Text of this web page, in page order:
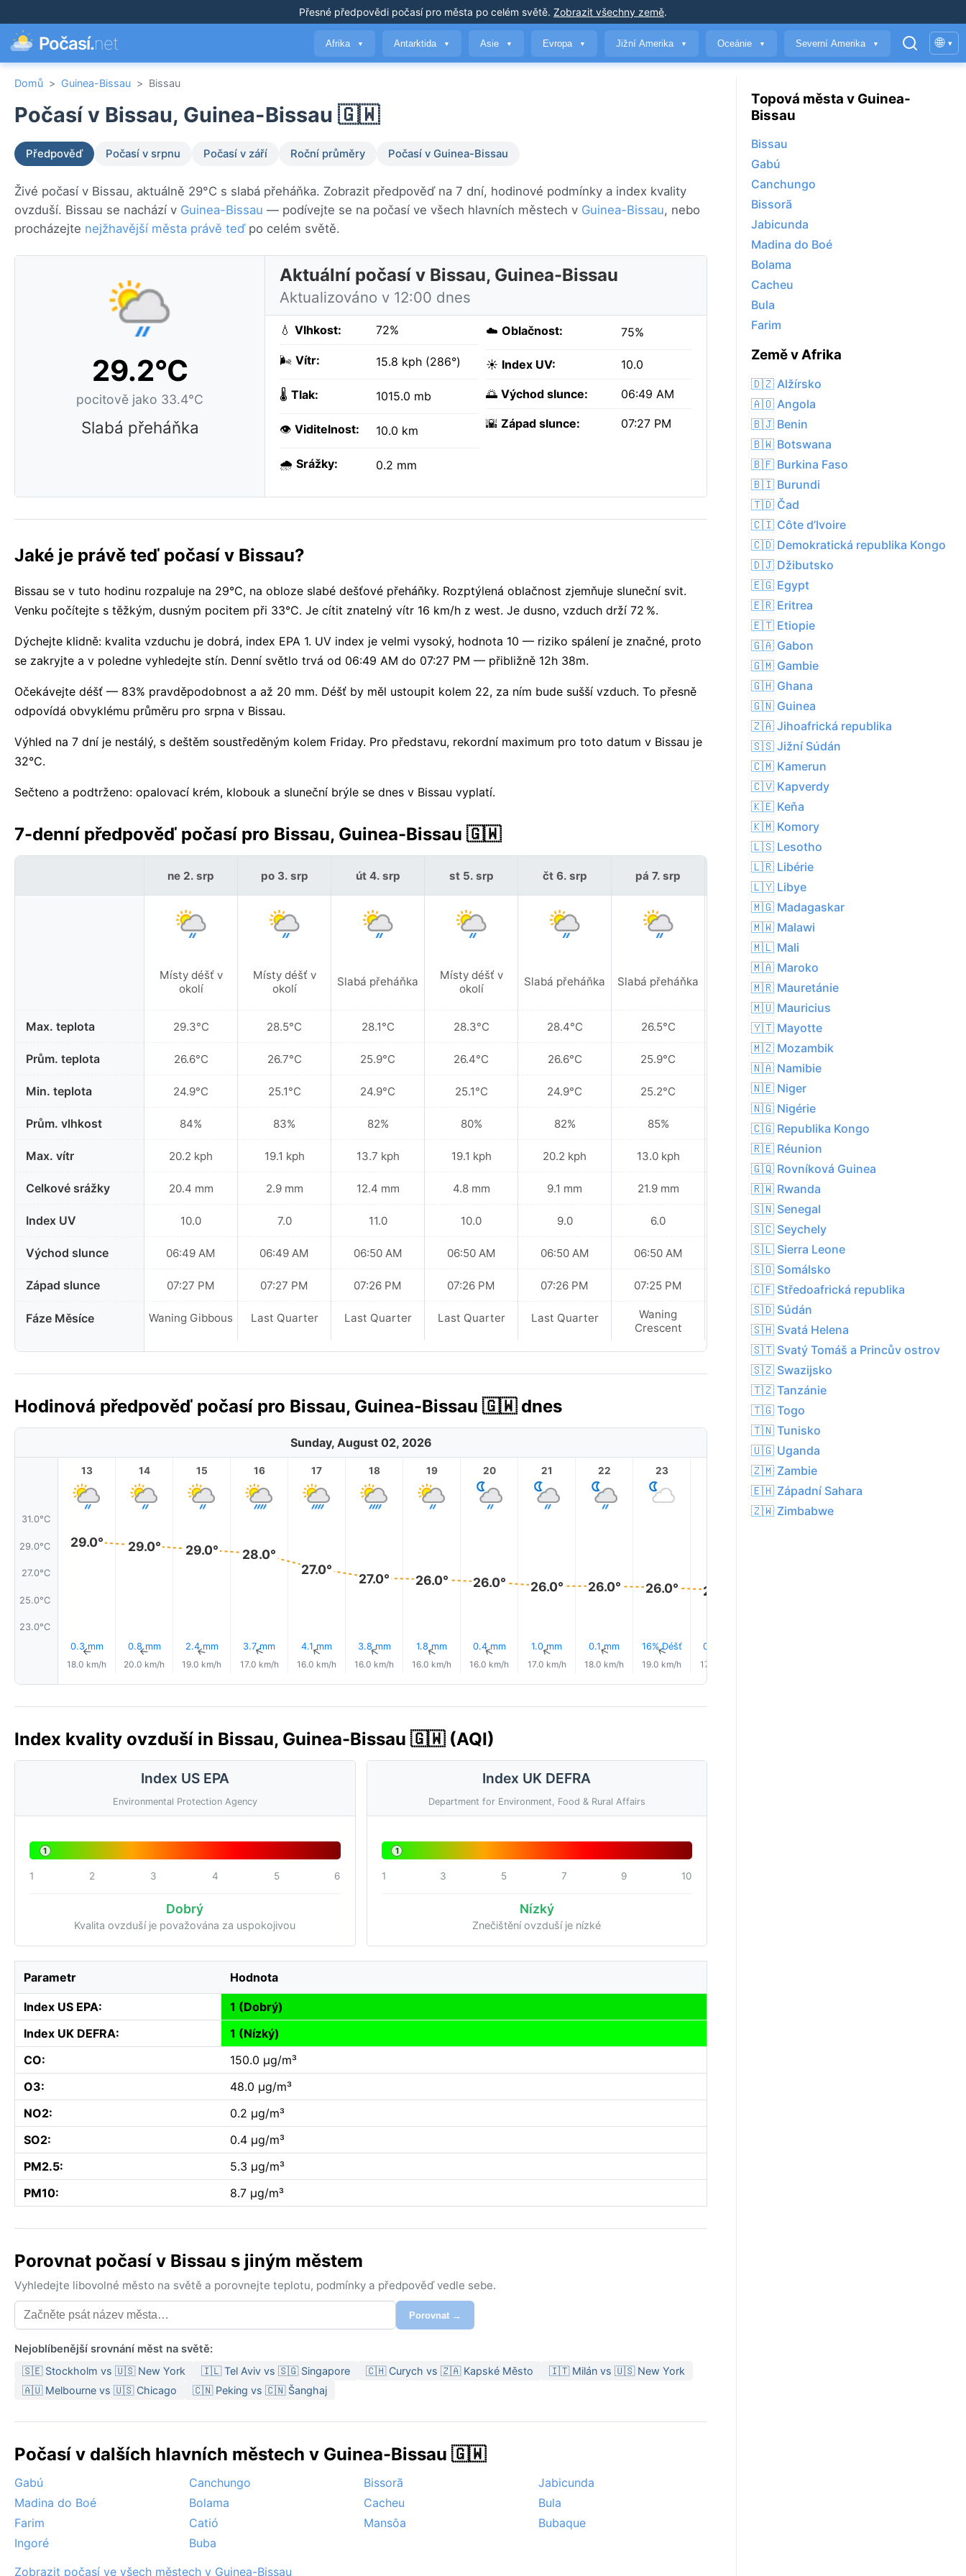
Přesné předpovědi počasípro města po celém světě. Zobrazit všechny země.
Počasí.net Afrika ▼ Antarktida ▼ Asie ▼ Evropa ▼ Jižní Amerika ▼ Oceánie ▼ Severní Amerika ▼ 🌐 ▾
Domů > Guinea-Bissau > Bissau
Počasí v Bissau, Guinea-Bissau 🇬🇼
Předpověď Počasí v srpnu Počasí v září Roční průměry Počasí v Guinea-Bissau
Živé počasí v Bissau, aktuálně 29°C s slabá přeháňka. Zobrazit předpověď na 7 dní, hodinové podmínky a index kvality
ovzduší. Bissau se nachází v Guinea-Bissau — podívejte se na počasí ve všech hlavních městech v Guinea-Bissau, nebo
procházejte nejžhavější města právě teďpo celém světě.
29.2°C
pocitově jako 33.4°C
Slabá přeháňka
Aktuální počasí v Bissau, Guinea-Bissau
Aktualizováno v 12:00 dnes
💧 Vlhkost: 72%
🌬️ Vítr: 15.8 kph (286°)
🌡️ Tlak: 1015.0 mb
👁️ Viditelnost: 10.0 km
🌧️ Srážky: 0.2 mm
☁️ Oblačnost: 75%
☀️ Index UV: 10.0
🌅 Východ slunce: 06:49 AM
🌇 Západ slunce: 07:27 PM
Jaké je právě teď počasí v Bissau?
Bissau se v tuto hodinu rozpaluje na 29°C, na obloze slabé dešťové přeháňky. Rozptýlená oblačnost zjemňuje sluneční svit.
Venku počítejte s těžkým, dusným pocitem při 33°C. Je cítit znatelný vítr 16 km/h z west. Je dusno, vzduch drží 72 %.
Dýchejte klidně: kvalita vzduchu je dobrá, index EPA 1. UV index je velmi vysoký, hodnota 10 — riziko spálení je značné, proto
se zakryjte a v poledne vyhledejte stín. Denní světlo trvá od 06:49 AM do 07:27 PM — přibližně 12h 38m.
Očekávejte déšť — 83% pravděpodobnost a až 20 mm. Déšť by měl ustoupit kolem 22, za ním bude sušší vzduch. To přesně
odpovídá obvyklému průměru pro srpna v Bissau.
Výhled na 7 dní je nestálý, s deštěm soustředěným kolem Friday. Pro představu, rekordní maximum pro toto datum v Bissau je
32°C.
Sečteno a podtrženo: opalovací krém, klobouk a sluneční brýle se dnes v Bissau vyplatí.
7-denní předpověď počasí pro Bissau, Guinea-Bissau 🇬🇼
Max. teplota
Prům. teplota
Min. teplota
Prům. vlhkost
Max. vítr
Celkové srážky
Index UV
Východ slunce
Západ slunce
Fáze Měsíce
ne 2. srp
Místy déšť v
okolí
29.3°C
26.6°C
24.9°C
84%
20.2 kph
20.4 mm
10.0
06:49 AM
07:27 PM
Waning Gibbous
po 3. srp
Místy déšť v
okolí
28.5°C
26.7°C
25.1°C
83%
19.1 kph
2.9 mm
7.0
06:49 AM
07:27 PM
Last Quarter
út 4. srp
Slabá přeháňka
28.1°C
25.9°C
24.9°C
82%
13.7 kph
12.4 mm
11.0
06:50 AM
07:26 PM
Last Quarter
st 5. srp
Místy déšť v
okolí
28.3°C
26.4°C
25.1°C
80%
19.1 kph
4.8 mm
10.0
06:50 AM
07:26 PM
Last Quarter
čt 6. srp
Slabá přeháňka
28.4°C
26.6°C
24.9°C
82%
20.2 kph
9.1 mm
9.0
06:50 AM
07:26 PM
Last Quarter
pá 7. srp
Slabá přeháňka
26.5°C
25.9°C
25.2°C
85%
13.0 kph
21.9 mm
6.0
06:50 AM
07:25 PM
Waning
Crescent
so 8. srp
Místy déšť v
okolí
26.6°C
25.4°C
86%
19.1 kph
11.7 mm
6.0
06:50 AM
07:25 PM
Waning
Crescent
Hodinová předpověď počasí pro Bissau, Guinea-Bissau 🇬🇼 dnes
Sunday, August 02, 2026
31.0°C
29.0°C
27.0°C
25.0°C
23.0°C
13
29.0°
0.3 mm
↑
18.0 km/h
14
29.0°
0.8 mm
↑
20.0 km/h
15
29.0°
2.4 mm
↑
19.0 km/h
16
28.0°
3.7 mm
↑
17.0 km/h
17
27.0°
4.1 mm
↑
16.0 km/h
18
27.0°
3.8 mm
↑
16.0 km/h
19
26.0°
1.8 mm
↑
16.0 km/h
20
26.0°
0.4 mm
↑
16.0 km/h
21
26.0°
1.0 mm
↑
17.0 km/h
22
26.0°
0.1 mm
↑
18.0 km/h
23
26.0°
16% Déšť
↑
19.0 km/h
26.0°
0.0 mm
17.0 km/h
1
Index kvality ovzduší in Bissau, Guinea-Bissau 🇬🇼 (AQI)
Index US EPA
Environmental Protection Agency
1
1 2 3 4 5 6
Dobrý
Kvalita ovzduší je považována za uspokojivou
Index UK DEFRA
Department for Environment, Food & Rural Affairs
1
1 3 5 7 9 10
Nízký
Znečištění ovzduší je nízké
Parametr Hodnota
Index US EPA:
1 (Dobrý)
Index UK DEFRA:
1 (Nízký)
CO:
150.0 µg/m³
O3:
48.0 µg/m³
NO2:
0.2 µg/m³
SO2:
0.4 µg/m³
PM2.5:
5.3 µg/m³
PM10:
8.7 µg/m³
Porovnat počasí v Bissau s jiným městem
Vyhledejte libovolné město na světě a porovnejte teplotu, podmínky a předpověď vedle sebe.
Porovnat →
Nejoblíbenější srovnání měst na světě:
🇸🇪 Stockholm vs 🇺🇸 New York 🇮🇱 Tel Aviv vs 🇸🇬 Singapore 🇨🇭 Curych vs 🇿🇦 Kapské Město
🇮🇹 Milán vs 🇺🇸 New York
🇦🇺 Melbourne vs 🇺🇸 Chicago
🇨🇳 Peking vs 🇨🇳 Šanghaj
Počasí v dalších hlavních městech v Guinea-Bissau 🇬🇼
Gabú Canchungo Bissorã
Jabicunda
Madina do Boé
Bolama Cacheu
Bula
Farim
Catió Mansôa
Bubaque
Ingoré
Buba
Zobrazit počasí ve všech městech v Guinea-Bissau
Topová města v Guinea-
Bissau
Bissau
Gabú
Canchungo
Bissorã
Jabicunda
Madina do Boé
Bolama
Cacheu
Bula
Farim
Země v Afrika
🇩🇿 Alžírsko
🇦🇴 Angola
🇧🇯 Benin
🇧🇼 Botswana
🇧🇫 Burkina Faso
🇧🇮 Burundi
🇹🇩 Čad
🇨🇮 Côte d’Ivoire
🇨🇩 Demokratická republika Kongo
🇩🇯 Džibutsko
🇪🇬 Egypt
🇪🇷 Eritrea
🇪🇹 Etiopie
🇬🇦 Gabon
🇬🇲 Gambie
🇬🇭 Ghana
🇬🇳 Guinea
🇿🇦 Jihoafrická republika
🇸🇸 Jižní Súdán
🇨🇲 Kamerun
🇨🇻 Kapverdy
🇰🇪 Keňa
🇰🇲 Komory
🇱🇸 Lesotho
🇱🇷 Libérie
🇱🇾 Libye
🇲🇬 Madagaskar
🇲🇼 Malawi
🇲🇱 Mali
🇲🇦 Maroko
🇲🇷 Mauretánie
🇲🇺 Mauricius
🇾🇹 Mayotte
🇲🇿 Mozambik
🇳🇦 Namibie
🇳🇪 Niger
🇳🇬 Nigérie
🇨🇬 Republika Kongo
🇷🇪 Réunion
🇬🇶 Rovníková Guinea
🇷🇼 Rwanda
🇸🇳 Senegal
🇸🇨 Seychely
🇸🇱 Sierra Leone
🇸🇴 Somálsko
🇨🇫 Středoafrická republika
🇸🇩 Súdán
🇸🇭 Svatá Helena
🇸🇹 Svatý Tomáš a Princův ostrov
🇸🇿 Swazijsko
🇹🇿 Tanzánie
🇹🇬 Togo
🇹🇳 Tunisko
🇺🇬 Uganda
🇿🇲 Zambie
🇪🇭 Západní Sahara
🇿🇼 Zimbabwe